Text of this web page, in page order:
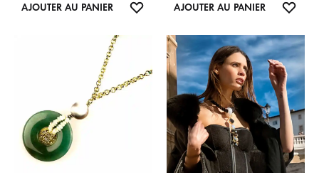
AJOUTER AU PANIER
SOUHAITS
AJOUTER AU PANIER